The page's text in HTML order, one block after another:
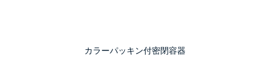
カラーパッキン付密閉容器